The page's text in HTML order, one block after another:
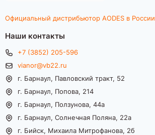
Официальный дистрибьютор AODES в России
Наши контакты
+7 (3852) 205-596
vianor@vb22.ru
г. Барнаул, Павловский тракт, 52
г. Барнаул, Попова, 214
г. Барнаул, Ползунова, 44а
г. Барнаул, Солнечная Поляна, 22а
г. Бийск, Михаила Митрофанова, 2б